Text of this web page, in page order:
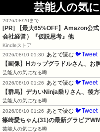
芸能人の気
2026/08/20まで
[PR]
【最大65%OFF】Amazon公
会社経営）『仮説思考』他
Kindleストア
2026/08/10 01:30
あとで読む 🐦Tweet
【画像】Hカップグラドルさん、お
芸能人の気になる噂
2026/08/10 01:26
あとで読む 🐦Tweet
【群馬】デカいNinja乗りさん、後
芸能人の気になる噂
2026/08/10 01:26
あとで読む 🐦Tweet
篠崎愛ちゃん(31)の最新グラビア
芸能人の気になる噂